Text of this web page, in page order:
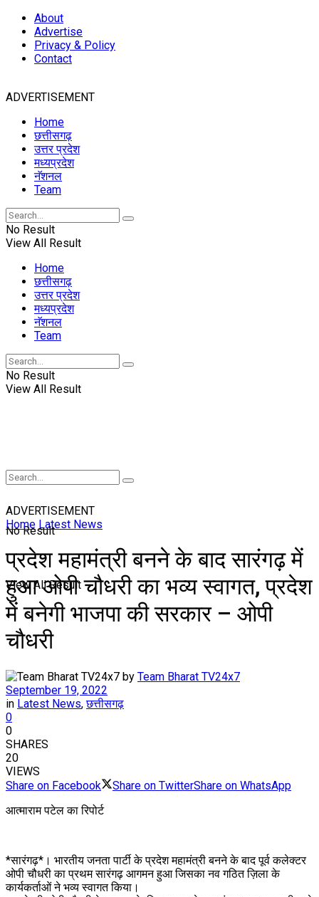
About
Advertise
Privacy & Policy
Contact
ADVERTISEMENT
Home
छत्तीसगढ़
उत्तर प्रदेश
मध्यप्रदेश
नॅशनल
Team
No Result
View All Result
Home
छत्तीसगढ़
उत्तर प्रदेश
मध्यप्रदेश
नॅशनल
Team
No Result
View All Result
No Result
View All Result
ADVERTISEMENT
Home Latest News
प्रदेश महामंत्री बनने के बाद सारंगढ़ में
हुआ ओपी चौधरी का भव्य स्वागत, प्रदेश
में बनेगी भाजपा की सरकार – ओपी
चौधरी
by Team Bharat TV24x7
September 19, 2022
in Latest News,छत्तीसगढ़
0
0
SHARES
20
VIEWS
Share on Facebook
Share on TwitterShare on WhatsApp
आत्माराम पटेल का रिपोर्ट
*सारंगढ़*। भारतीय जनता पार्टी के प्रदेश महामंत्री बनने के बाद पूर्व कलेक्टर
ओपी चौधरी का प्रथम सारंगढ़ आगमन हुआ जिसका नव गठित ज़िला के
कार्यकर्ताओं ने भव्य स्वागत किया।